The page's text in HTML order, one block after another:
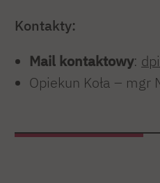
Kontakty:
Mail kontaktowy:
Opiekun Koła – mgr